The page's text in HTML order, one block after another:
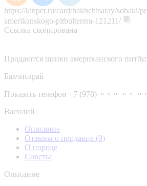
https://kinpet.ru/card/bakhchisaray/sobaki/
amerikanskogo-pitbulterera-121211/
Ссылка скопирована
Продаются щенки американского
Бахчисарай
Показать телефон +7 (978) ⚬⚬⚬ ⚬⚬ ⚬⚬
Василий
Описание
Отзывы о продавце (0)
О породе
Советы
Описание